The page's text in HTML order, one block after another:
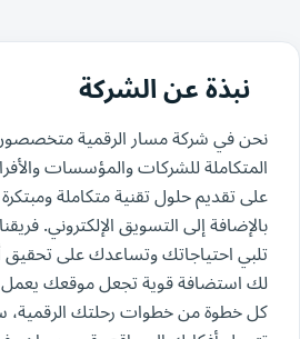
نبذة عن الشركة
نحن في شركة مسار الرقمية متخصصون
المتكاملة للشركات والمؤسسات
على تقديم حلول تقنية متكاملة
بالإضافة إلى التسويق الإلكتروني.
تلبي احتياجاتك وتساعدك على
لك استضافة قوية تجعل موقعك يعمل
كل خطوة من خطوات رحلتك الرقمية،